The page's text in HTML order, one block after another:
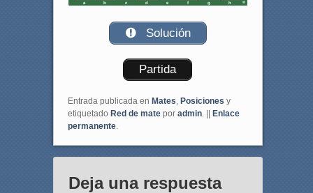
a b c d e f g h
Solución
Partida
Entrada publicada en Mates, Posiciones y
etiquetado Red de matepor admin. ||
Enlace
permanente.
Deja una respuesta